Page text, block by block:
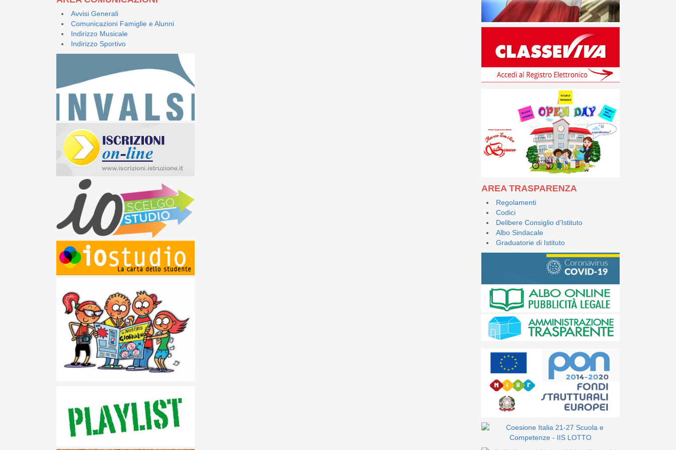
Avvisi Generali
Comunicazioni Famiglie e Alunni
Indirizzo Musicale
Indirizzo Sportivo
AREA TRASPARENZA
Regolamenti
Codici
Delibere Consiglio d'Istituto
Albo Sindacale
Graduatorie di Istituto